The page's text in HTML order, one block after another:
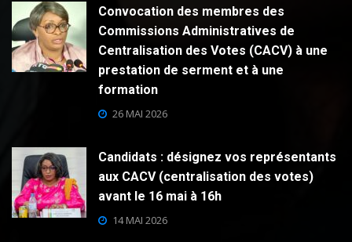
Convocation des membres des
Commissions Administratives de
Centralisation des Votes (CACV) à une
prestation de serment et à une
formation
26 MAI 2026
Candidats : désignez vos représentants
aux CACV (centralisation des votes)
avant le 16 mai à 16h
14 MAI 2026